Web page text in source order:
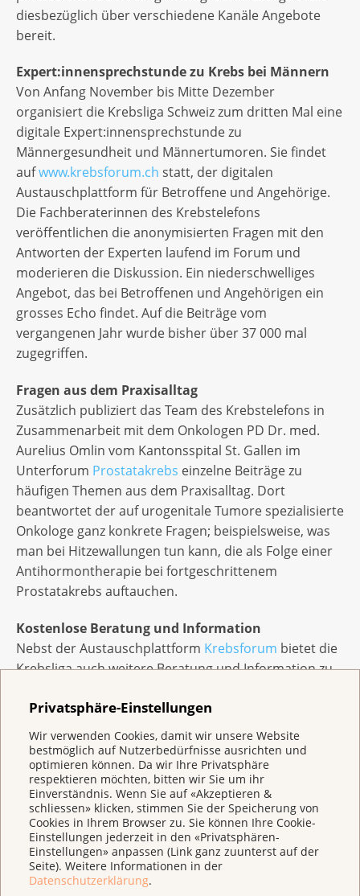
Privatsphäre-Einstellungen
Wir verwenden Cookies, damit wir unsere Website
bestmöglich auf Nutzerbedürfnisse ausrichten und
optimieren können. Da wir Ihre Privatsphäre
respektieren möchten, bitten wir Sie um ihr
Einverständnis. Wenn Sie auf «Akzeptieren &
schliessen» klicken, stimmen Sie der Speicherung von
Cookies in Ihrem Browser zu. Sie können Ihre Cookie-
Einstellungen jederzeit in den «Privatsphären-
Einstellungen» anpassen (Link ganz zuunterst auf der
Seite). Weitere Informationen in der
Datenschutzerklärung.
diesbezüglich über verschiedene Kanäle Angebote
bereit.
Expert:innensprechstunde zu Krebs bei Männern
Von Anfang November bis Mitte Dezember
organisiert die Krebsliga Schweiz zum dritten Mal eine
digitale Expert:innensprechstunde zu
Männergesundheit und Männertumoren. Sie findet
aufwww.krebsforum.ch statt, der digitalen
Austauschplattform für Betroffene und Angehörige.
Die Fachberaterinnen des Krebstelefons
veröffentlichen die anonymisierten Fragen mit den
Antworten der Experten laufend im Forum und
moderieren die Diskussion. Ein niederschwelliges
Angebot, das bei Betroffenen und Angehörigen ein
grosses Echo findet. Auf die Beiträge vom
vergangenen Jahr wurde bisher über 37 000 mal
zugegriffen.
Fragen aus dem Praxisalltag
Zusätzlich publiziert das Team des Krebstelefons in
Zusammenarbeit mit dem Onkologen PD Dr. med.
Aurelius Omlin vom Kantonsspital St. Gallen im
Unterforum Prostatakrebs einzelne Beiträge zu
häufigen Themen aus dem Praxisalltag. Dort
beantwortet der auf urogenitale Tumore spezialisierte
Onkologe ganz konkrete Fragen; beispielsweise, was
man bei Hitzewallungen tun kann, die als Folge einer
Antihormontherapie bei fortgeschrittenem
Prostatakrebs auftauchen.
Kostenlose Beratung und Information
Nebst der Austauschplattform Krebsforum bietet die
Krebsliga auch weitere Beratung und Information zu
Männer oder Nahestehende an die
kantonalen Ligenwenden. Andererseits steht ihnen
das Team des Informations- und Beratungsdienstes
Krebstelefonsvia Telefon, E-Mail und Chat zur
Verfügung.
Prostatakrebs in der Schweiz
Prostatakrebs ist bei Männern die häufigste Krebsart.
Pro Jahr erkranken in der Schweiz 6400 daran, fast